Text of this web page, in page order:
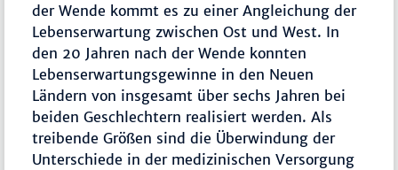
der Wende kommt es zu einer Angleichung der
Lebenserwartung zwischen Ost und West. In
den 20 Jahren nach der Wende konnten
Lebenserwartungsgewinne in den Neuen
Ländern von insgesamt über sechs Jahren bei
beiden Geschlechtern realisiert werden. Als
treibende Größen sind die Überwindung der
Unterschiede in der medizinischen Versorgung